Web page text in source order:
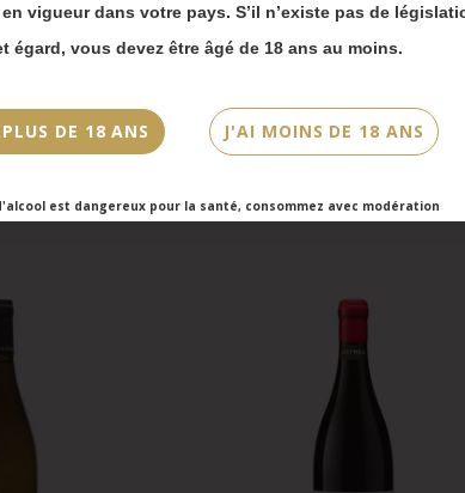
vigueur dans votre pays. S’il n’existe pas de
égard, vous devez être âgé de 18 ans au moins.
DE 18 ANS J'AI MOINS DE 18 ANS
est dangereux pour la santé, consommez avec modération
en compte :
reprendront à partir du 31 août.
Victor Hugo) seront disponibles à partir du